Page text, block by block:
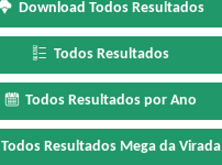
Download Todos Resultados
Todos Resultados
Todos Resultados por Ano
Todos Resultados Mega da Virada